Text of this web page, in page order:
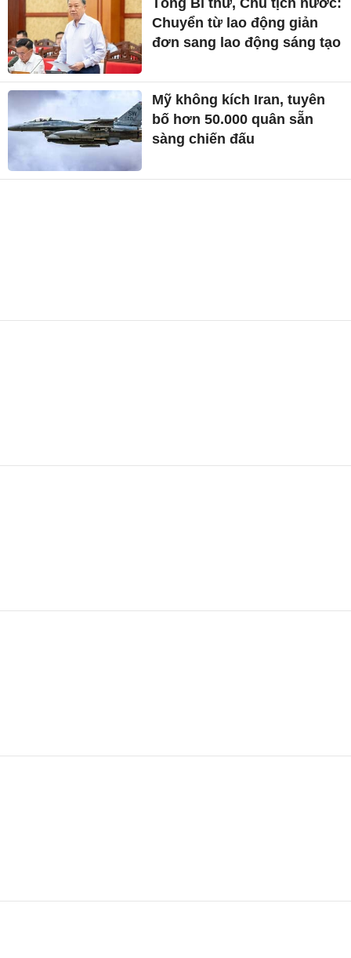
Chuyển từ lao động giản
đơn sang lao động sáng tạo
Mỹ không kích Iran, tuyên
bố hơn 50.000 quân sẵn
sàng chiến đấu